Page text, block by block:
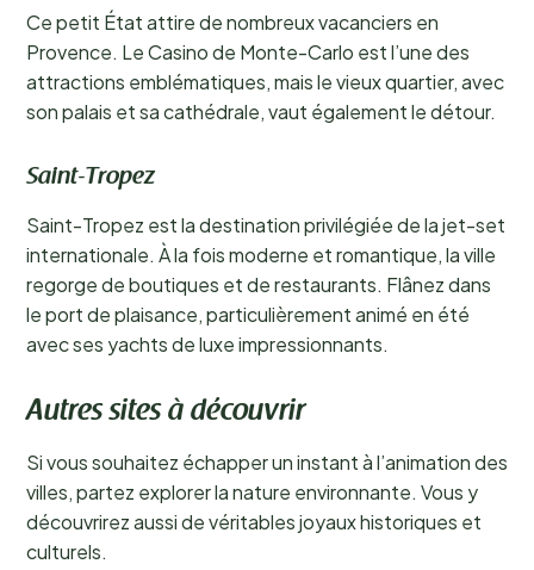
Ce petit État attire de nombreux vacanciers en
Provence. Le Casino de Monte-Carlo est l’une des
attractions emblématiques, mais le vieux quartier, avec
son palais et sa cathédrale, vaut également le détour.
Saint-Tropez
Saint-Tropez est la destination privilégiée de la jet-set
internationale. À la fois moderne et romantique, la ville
regorge de boutiques et de restaurants. Flânez dans
le port de plaisance, particulièrement animé en été
avec ses yachts de luxe impressionnants.
Autres sites à découvrir
Si vous souhaitez échapper un instant à l’animation des
villes, partez explorer la nature environnante. Vous y
découvrirez aussi de véritables joyaux historiques et
culturels.